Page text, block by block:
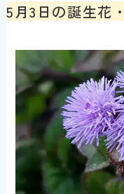
5月3日の誕生花